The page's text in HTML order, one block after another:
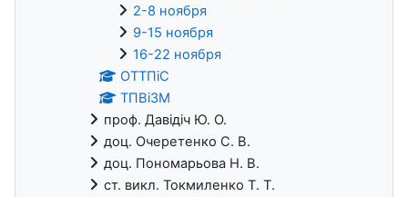
2-8 ноября
9-15 ноября
16-22 ноября
ОТТПіС
ТПВіЗМ
проф. Давідіч Ю. О.
доц. Очеретенко С. В.
доц. Пономарьова Н. В.
ст. викл. Токмиленко Т. Т.